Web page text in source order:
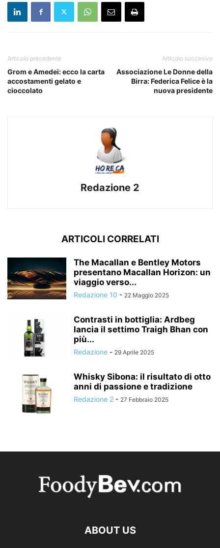
Articolo precedente
Grom e Amedei: ecco la carta
accostamenti gelato e
cioccolato
Articolo succesivo
Associazione Le Donne della
Birra: Federica Felice è la
nuova presidente
Redazione 2
ARTICOLI CORRELATI
The Macallan e Bentley Motors
presentano Macallan Horizon: un
viaggio verso...
Redazione 10 - 22 Maggio 2025
Contrasti in bottiglia: Ardbeg
lancia il settimo Traigh Bhan con
più...
Redazione - 29 Aprile 2025
Whisky Sibona: il risultato di otto
anni di passione e tradizione
Redazione 2 - 27 Febbraio 2025
ABOUT US